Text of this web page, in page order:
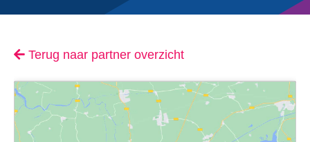
Terug naar partner overzicht